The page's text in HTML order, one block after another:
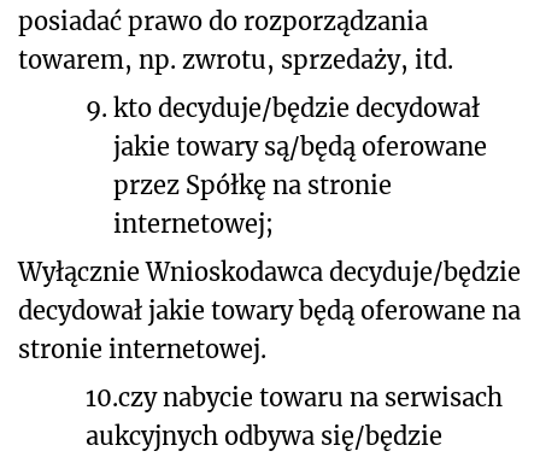
posiadać prawo do rozporządzania
towarem, np. zwrotu, sprzedaży, itd.
9. kto decyduje/będzie decydował
jakie towary są/będą oferowane
przez Spółkę na stronie
internetowej;
Wyłącznie Wnioskodawca decyduje/będzie
decydował jakie towary będą oferowane na
stronie internetowej.
10.czy nabycie towaru na serwisach
aukcyjnych odbywa się/będzie